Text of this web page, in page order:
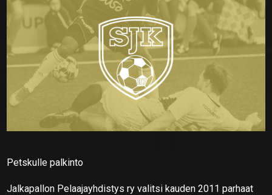
Petskulle palkinto
Jalkapallon Pelaajayhdistys ry valitsi kauden 2011 parhaat